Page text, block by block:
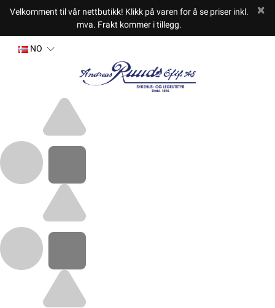
Velkomment til vår nettbutikk! Klikk på varen for å se priser inkl.
mva. Frakt kommer i tillegg.
NO